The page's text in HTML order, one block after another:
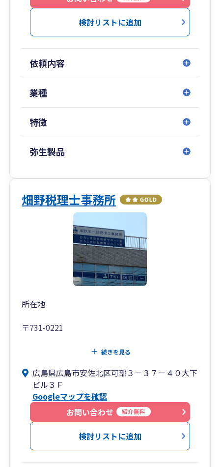
■私たちが選ばれる理由
企業のライフサイクルに応じて必要となる税
務・財務体制は変化します。
私たちは各段階で求められる支援を見極め、柔
コストを抑えつつ、中長期的な視点での体制構築
➥無理なコスト負担を強いるのではなく、中小企
業が持続的に発展できるよう、
➥弥生会計Nextなどクラウド会計の導入支援から
スタートし、
会計・税務の“見える化”を実現します。
相続・事業承継の専門チームとの連携による出口
まで視野に入れた提案が可能。
援体制を構築しています。
■このような方におすすめです
・中小企業の経営者様で、決算書を“融資に強
い”状態にしたい
・創業間もない、または成長段階の法人で、会
計・税務の整備から始めたい
・将来的に事業承継や相続を見据えて、税務・財
務の準備を進めたい
・生きた事業計画とともに、圧倒的スピードで成
検討リストに追加
依頼内容
業種
特徴
弥生製品
畑野税理士事務所
所在地
〒731-0221
広島県広島市安佐北区可部3-37-40 大下ビル3F
Tel 082-815-4151
続きを見る
広島県広島市安佐北区可部３－３７－４０大下
ビル３Ｆ
Googleマップを確認
お問い合わせ
紹介無料
検討リストに追加